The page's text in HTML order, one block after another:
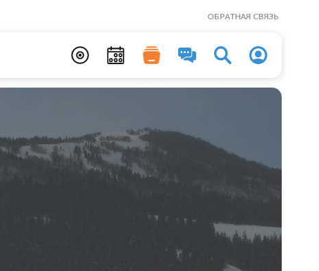
ОБРАТНАЯ СВЯЗЬ